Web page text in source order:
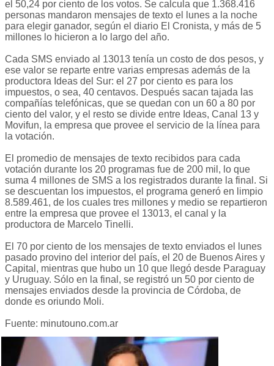
el 50,24 por ciento de los votos. Se calcula que 1.368.416
personas mandaron mensajes de texto el lunes a la noche
para elegir ganador, según el diario El Cronista, y más de 5
millones lo hicieron a lo largo del año.
Cada SMS enviado al 13013 tenía un costo de dos pesos, y
ese valor se reparte entre varias empresas además de la
productora Ideas del Sur: el 27 por ciento es para los
impuestos, o sea, 40 centavos. Después sacan tajada las
compañías telefónicas, que se quedan con un 60 a 80 por
ciento del valor, y el resto se divide entre Ideas, Canal 13 y
Movifun, la empresa que provee el servicio de la línea para
la votación.
El promedio de mensajes de texto recibidos para cada
votación durante los 20 programas fue de 200 mil, lo que
suma 4 millones de SMS a los registrados durante la final. Si
se descuentan los impuestos, el programa generó en limpio
8.589.461, de los cuales tres millones y medio se repartieron
entre la empresa que provee el 13013, el canal y la
productora de Marcelo Tinelli.
El 70 por ciento de los mensajes de texto enviados el lunes
pasado provino del interior del país, el 20 de Buenos Aires y
Capital, mientras que hubo un 10 que llegó desde Paraguay
y Uruguay. Sólo en la final, se registró un 50 por ciento de
mensajes enviados desde la provincia de Córdoba, de
donde es oriundo Moli.
Fuente: minutouno.com.ar